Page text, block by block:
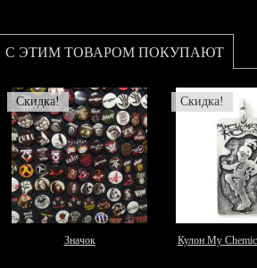
С ЭТИМ ТОВАРОМ ПОКУПАЮТ
Скидка!
Значок
Скидка!
Кулон My